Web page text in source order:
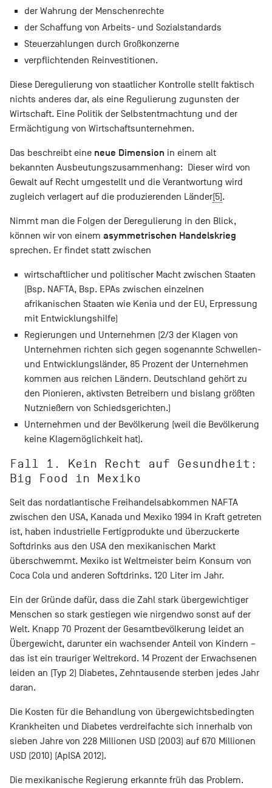
der Wahrung der Menschenrechte
der Schaffung von Arbeits- und Sozialstandards
Steuerzahlungen durch Großkonzerne
verpflichtenden Reinvestitionen.
Diese Deregulierung von staatlicher Kontrolle stellt faktisch
nichts anderes dar, als eine Regulierung zugunsten der
Wirtschaft. Eine Politik der Selbstentmachtung und der
Ermächtigung von Wirtschaftsunternehmen.
Das beschreibt eine neue Dimension in einem alt
bekannten Ausbeutungszusammenhang: Dieser wird von
Gewalt auf Recht umgestellt und die Verantwortung wird
zugleich verlagert auf die produzierenden Länder[5].
Nimmt man die Folgen der Deregulierung in den Blick,
können wir von einem asymmetrischen Handelskrieg
sprechen. Er findet statt zwischen
wirtschaftlicher und politischer Macht zwischen Staaten
(Bsp. NAFTA, Bsp. EPAs zwischen einzelnen
afrikanischen Staaten wie Kenia und der EU, Erpressung
mit Entwicklungshilfe)
Regierungen und Unternehmen (2/3 der Klagen von
Unternehmen richten sich gegen sogenannte Schwellen-
und Entwicklungsländer, 85 Prozent der Unternehmen
kommen aus reichen Ländern. Deutschland gehört zu
den Pionieren, aktivsten Betreibern und bislang größten
Nutznießern von Schiedsgerichten.)
Unternehmen und der Bevölkerung (weil die Bevölkerung
keine Klagemöglichkeit hat).
Fall 1. Kein Recht auf Gesundheit:
Big Food in Mexiko
Seit das nordatlantische Freihandelsabkommen NAFTA
zwischen den USA, Kanada und Mexiko 1994 in Kraft getreten
ist, haben industrielle Fertigprodukte und überzuckerte
Softdrinks aus den USA den mexikanischen Markt
überschwemmt. Mexiko ist Weltmeister beim Konsum von
Coca Cola und anderen Softdrinks. 120 Liter im Jahr.
Ein der Gründe dafür, dass die Zahl stark übergewichtiger
Menschen so stark gestiegen wie nirgendwo sonst auf der
Welt. Knapp 70 Prozent der Gesamtbevölkerung leidet an
Übergewicht, darunter ein wachsender Anteil von Kindern –
das ist ein trauriger Weltrekord. 14 Prozent der Erwachsenen
leiden an (Typ 2) Diabetes, Zehntausende sterben jedes Jahr
daran.
Die Kosten für die Behandlung von übergewichtsbedingten
Krankheiten und Diabetes verdreifachte sich innerhalb von
sieben Jahre von 228 Millionen USD (2003) auf 670 Millionen
USD (2010) (AplSA 2012).
Die mexikanische Regierung erkannte früh das Problem.